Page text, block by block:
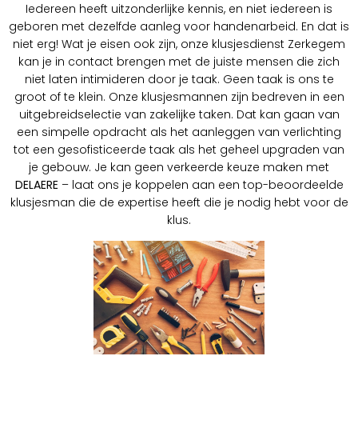
Iedereen heeft uitzonderlijke kennis, en niet iedereen is
geboren met dezelfde aanleg voor handenarbeid. En dat is
niet erg! Wat je eisen ook zijn, onze klusjesdienst Zerkegem
kan je in contact brengen met de juiste mensen die zich
niet laten intimideren door je taak. Geen taak is ons te
groot of te klein. Onze klusjesmannen zijn bedreven in een
uitgebreidselectie van zakelijke taken. Dat kan gaan van
een simpelle opdracht als het aanleggen van verlichting
tot een gesofisticeerde taak als het geheel upgraden van
je gebouw. Je kan geen verkeerde keuze maken met
DELAERE – laat ons je koppelen aan een top-beoordeelde
klusjesman die de expertise heeft die je nodig hebt voor de
klus.